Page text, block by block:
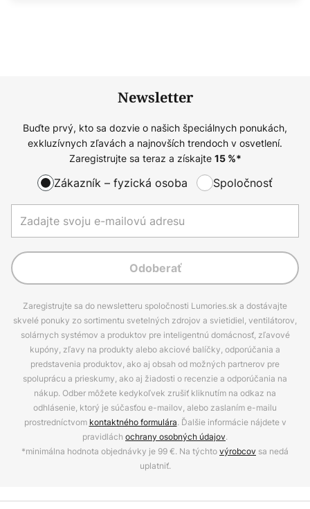
Newsletter
Buďte prvý, kto sa dozvie o našich špeciálnych ponukách,
exkluzívnych zľavách a najnovších trendoch v osvetlení.
Zaregistrujte sa teraz a získajte 15%*
Zákazník – fyzická osoba Spoločnosť
Odoberať
Zaregistrujte sa do newsletteru spoločnosti Lumories.sk a dostávajte
skvelé ponuky zo sortimentu svetelných zdrojov a svietidiel, ventilátorov,
solárnych systémov a produktov pre inteligentnú domácnosť, zľavové
kupóny, zľavy na produkty alebo akciové balíčky, odporúčania a
predstavenia produktov, ako aj obsah od možných partnerov pre
spoluprácu a prieskumy, ako aj žiadosti o recenzie a odporúčania na
nákup. Odber môžete kedykoľvek zrušiť kliknutím na odkaz na
odhlásenie, ktorý je súčasťou e-mailov, alebo zaslaním e-mailu
prostredníctvom kontaktného formulára. Ďalšie informácie nájdete v
pravidlách ochrany osobných údajov.
*minimálna hodnota objednávky je 99 €. Na týchtovýrobcov sa nedá
uplatniť.